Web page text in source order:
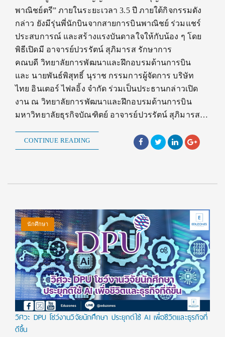
พาณิชย์ตรี” ภายในระยะเวลา 3.5 ปี ภายใต้กิจกรรมดัง
กล่าว ยังมีรุ่นพี่นักบินจากสายการบินพาณิชย์ ร่วมแชร์
ประสบการณ์ และสร้างแรงบันดาลใจให้กับน้อง ๆ โดย
พิธีเปิดมี อาจารย์ปวรรัตน์ สุภิมารส รักษาการ
คณบดี วิทยาลัยการพัฒนาและฝึกอบรมด้านการบิน
และ นายพันธ์พิสุทธิ์ นุราช กรรมการผู้จัดการ บริษัท
ไทย อินเตอร์ ไฟลอิ้ง จำกัด ร่วมเป็นประธานกล่าวเปิด
งาน ณ วิทยาลัยการพัฒนาและฝึกอบรมด้านการบิน
มหาวิทยาลัยธุรกิจบัณฑิตย์ อาจารย์ปวรรัตน์ สุภิมารส…
CONTINUE READING
นักศึกษา
วิศวะ DPU โชว์งานวิจัยนักศึกษา ประยุกต์ใช้ AI เพื่อชีวิตและธุรกิจที่
ดีขึ้น